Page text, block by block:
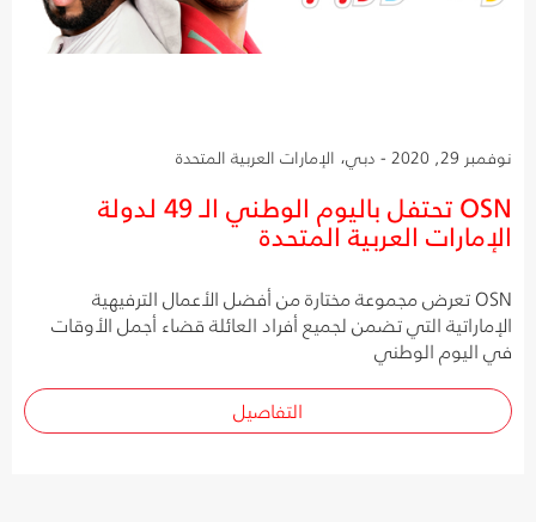
نوفمبر 29, 2020 - دبي، الإمارات العربية المتحدة
OSN تحتفل باليوم الوطني الـ 49 لدولة
الإمارات العربية المتحدة
OSN تعرض مجموعة مختارة من أفضل الأعمال الترفيهية
الإماراتية التي تضمن لجميع أفراد العائلة قضاء أجمل الأوقات
في اليوم الوطني
التفاصيل